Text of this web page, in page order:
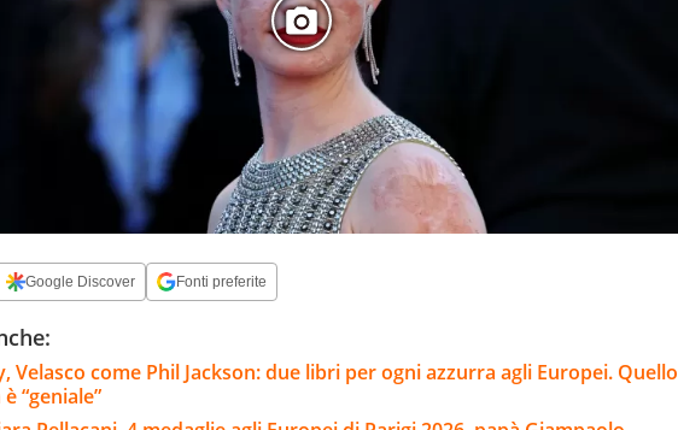
Google Discover Fonti preferite
Velasco come Phil Jackson: due libri per ogni azzurra agli Europei. Quello
“geniale”